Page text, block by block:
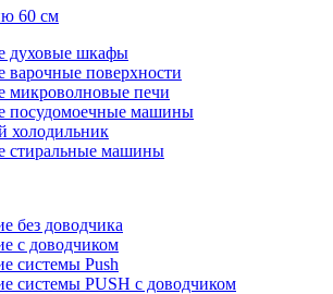
60 см
духовые шкафы
варочные поверхности
микроволновые печи
посудомоечные машины
холодильник
стиральные машины
без доводчика
с доводчиком
системы Push
системы PUSH с доводчиком